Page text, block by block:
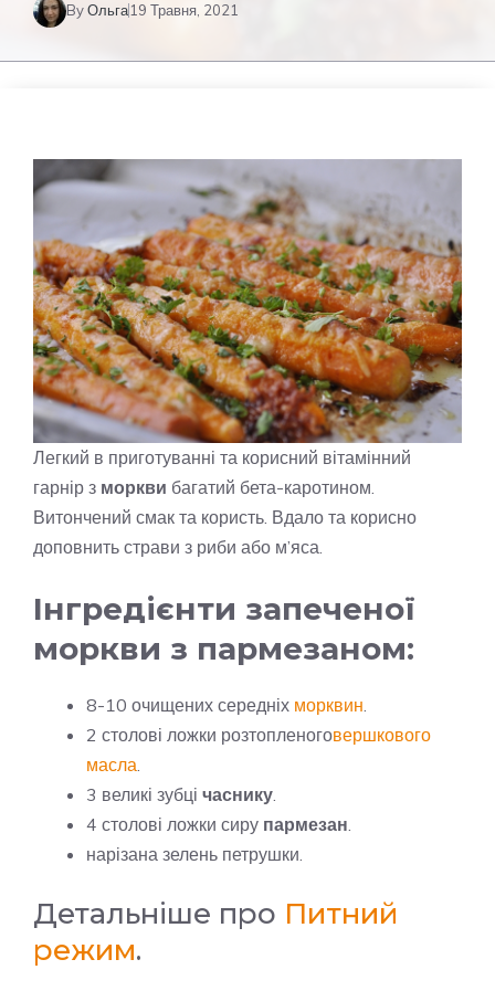
ByОльга19 Травня, 2021
Легкий в приготуванні та корисний вітамінний
гарнір з моркви багатий бета-каротином.
Витончений смак та користь. Вдало та корисно
доповнить страви з риби або м’яса.
Інгредієнти запеченої
моркви з пармезаном:
8-10 очищених середніх морквин.
2 столові ложки розтопленоговершкового
масла.
3 великі зубці часнику.
4 столові ложки сиру пармезан.
нарізана зелень петрушки.
Детальніше про Питний
режим.